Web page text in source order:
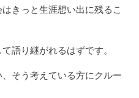
きっと生涯想い出に残るこ
語り継がれるはずです。
そう考えている方にクルー